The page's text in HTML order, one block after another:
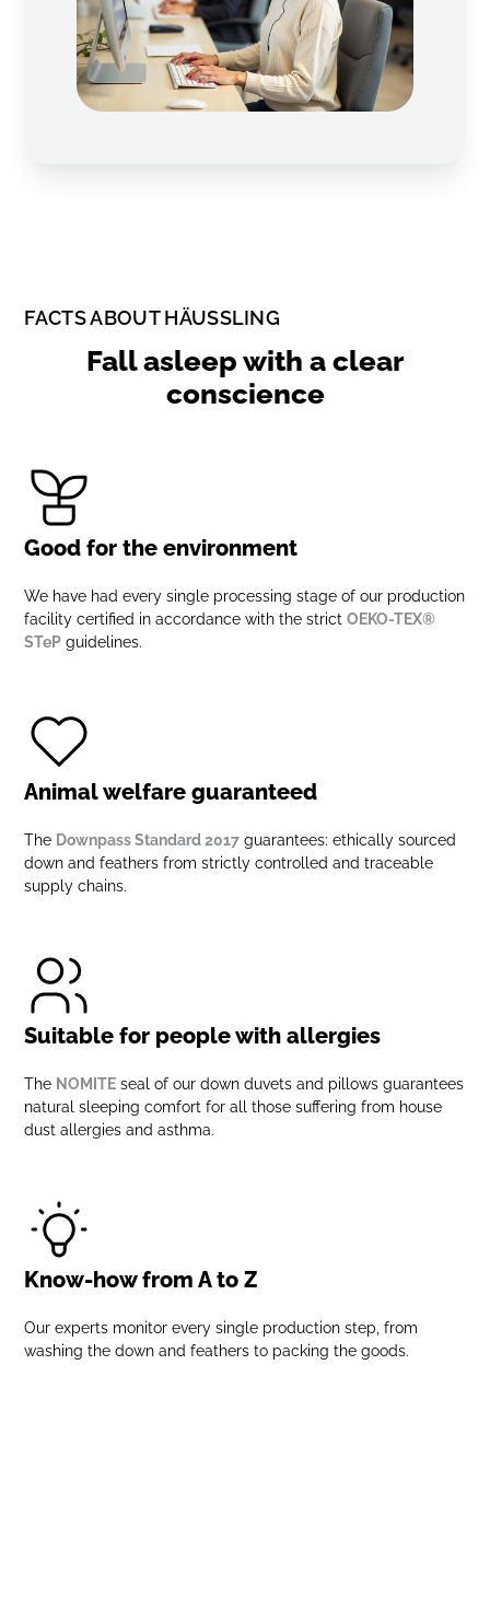
FACTS ABOUT HÄUSSLING
Fall asleep with a clear
conscience
Good for the environment
We have had every single processing stage of our production
facility certified in accordance with the strictOEKO-TEX®
STeP guidelines.
Animal welfare guaranteed
The Downpass Standard 2017 guarantees: ethically sourced
down and feathers from strictly controlled and traceable
supply chains.
Suitable for people with allergies
The NOMITE seal of our down duvets and pillows guarantees
natural sleeping comfort for all those suffering from house
dust allergies and asthma.
Know-how from A to Z
Our experts monitor every single production step, from
washing the down and feathers to packing the goods.